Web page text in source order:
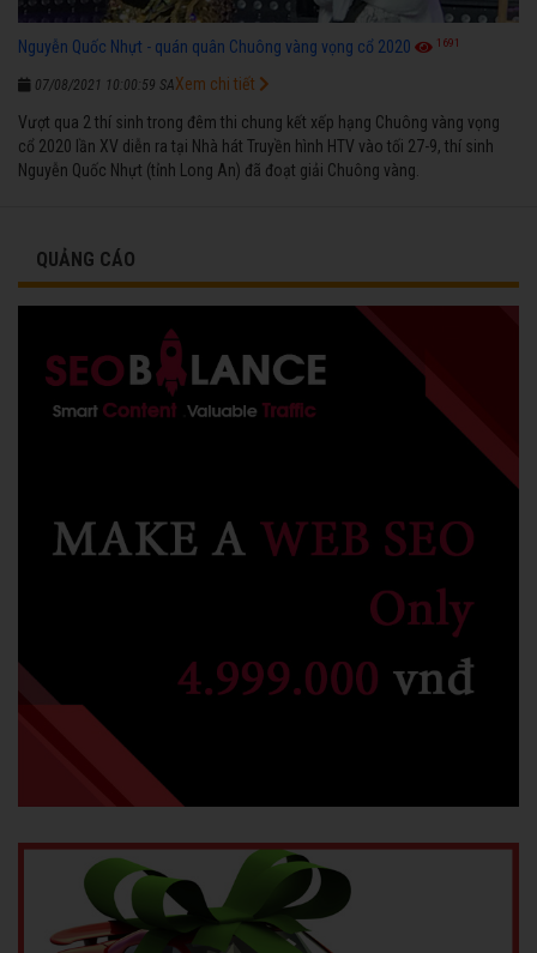
Nguyễn Quốc Nhựt - quán quân Chuông vàng vọng cổ 2020 1691
07/08/2021 10:00:59 SA
Vượt qua 2 thí sinh trong đêm thi chung kết xếp hạng Chuông vàng vọng
cổ 2020 lần XV diễn ra tại Nhà hát Truyền hình HTV vào tối 27-9, thí sinh
Nguyễn Quốc Nhựt (tỉnh Long An) đã đoạt giải Chuông vàng.
Xem chi tiết
QUẢNG CÁO